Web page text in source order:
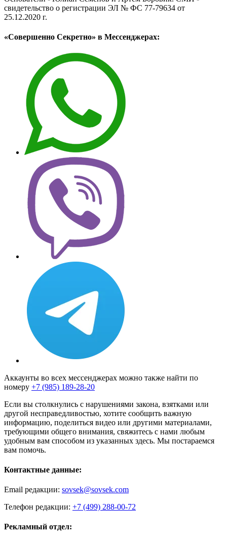
свидетельство о регистрации ЭЛ № ФС 77-79634 от
25.12.2020 г.
«Совершенно Секретно» в Мессенджерах:
Аккаунты во всех мессенджерах можно также найти по
номеру +7 (985) 189-28-20
Если вы столкнулись с нарушениями закона, взятками или
другой несправедливостью, хотите сообщить важную
информацию, поделиться видео или другими материалами,
требующими общего внимания, свяжитесь с нами любым
удобным вам способом из указанных здесь. Мы постараемся
вам помочь.
Контактные данные:
Email редакции: sovsek@sovsek.com
Телефон редакции: +7 (499) 288-00-72
Рекламный отдел: